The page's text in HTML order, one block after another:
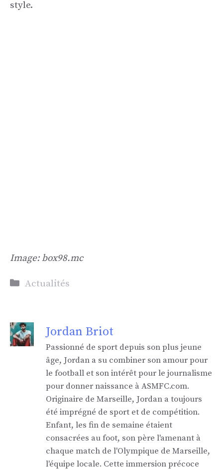
style.
Image: box98.mc
Catégories
Actualités
Jordan Briot
Passionné de sport depuis son plus jeune
âge, Jordan a su combiner son amour pour
le football et son intérêt pour le journalisme
pour donner naissance à ASMFC.com.
Originaire de Marseille, Jordan a toujours
été imprégné de sport et de compétition.
Enfant, les fin de semaine étaient
consacrées au foot, son père l'amenant à
chaque match de l'Olympique de Marseille,
l'équipe locale. Cette immersion précoce